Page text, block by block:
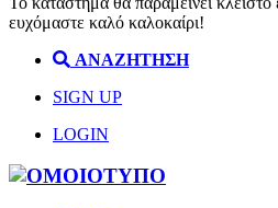
ευχόμαστε καλό καλοκαίρι!
ΑΝΑΖΗΤΗΣΗ
SIGN UP
LOGIN